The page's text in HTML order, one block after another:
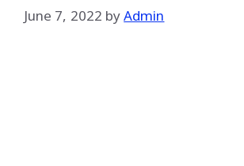
June 7, 2022 byAdmin